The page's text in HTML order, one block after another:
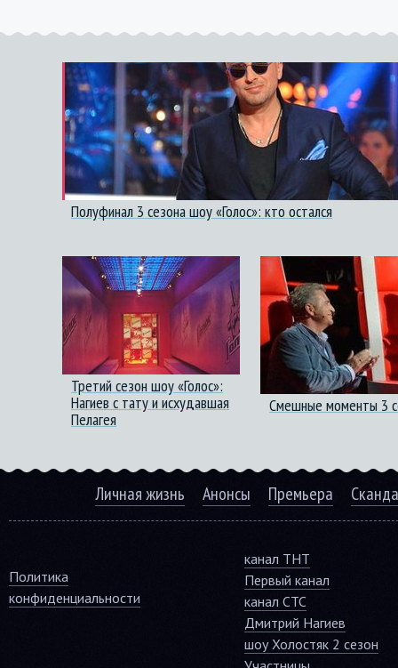
Полуфинал 3 сезона шоу «Голос»: кто остался
Третий сезон шоу «Голос»:
Нагиев с тату и исхудавшая
Пелагея
Смешные моменты 3
Личная жизнь Анонсы Премьера
Политика
конфиденциальности
канал ТНТ
Первый канал
канал СТС
Дмитрий Нагиев
шоу Холостяк 2 сезон